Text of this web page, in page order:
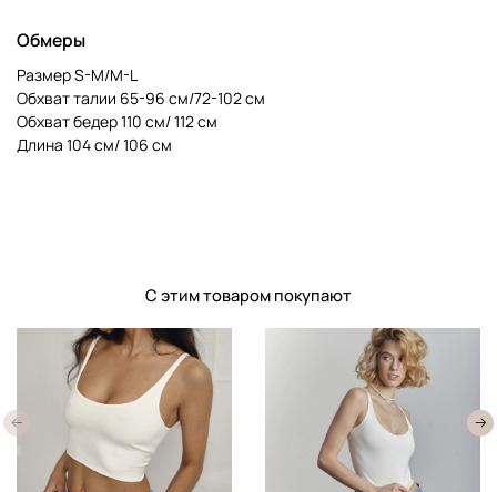
Обмеры
Размер S-M/M-L
Обхват талии 65-96 см/72-102 см
Обхват бедер 110 см/ 112 см
Длина 104 см/ 106 см
С этим товаром покупают